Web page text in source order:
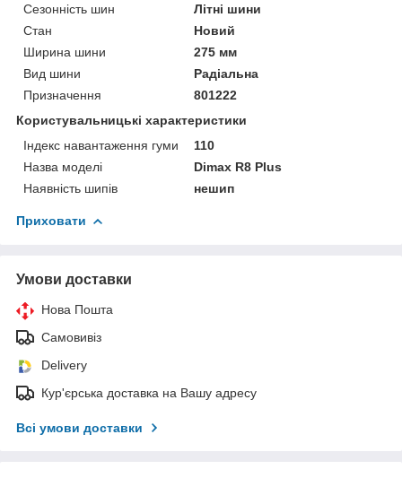
Сезонність шин
Літні шини
Стан
Новий
Ширина шини
275 мм
Вид шини
Радіальна
Призначення
801222
Користувальницькі характеристики
Індекс навантаження гуми
110
Назва моделі
Dimax R8 Plus
Наявність шипів
нешип
Приховати
Умови доставки
Нова Пошта
Самовивіз
Delivery
Кур'єрська доставка на Вашу адресу
Всі умови доставки